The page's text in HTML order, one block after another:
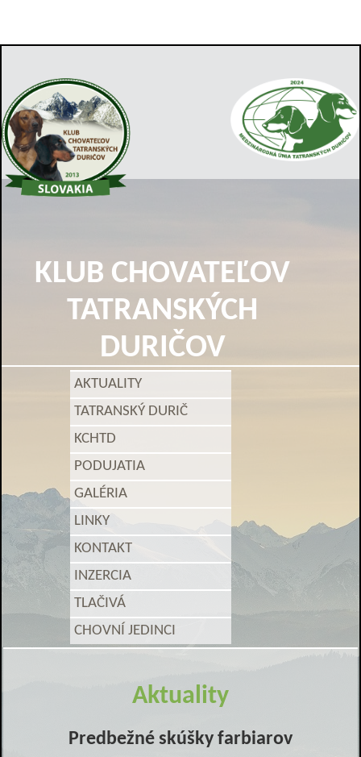
KLUB CHOVATEĽOV
TATRANSKÝCH
DURIČOV
AKTUALITY
TATRANSKÝ DURIČ
KCHTD
PODUJATIA
GALÉRIA
LINKY
KONTAKT
INZERCIA
TLAČIVÁ
CHOVNÍ JEDINCI
Aktuality
Predbežné skúšky farbiarov